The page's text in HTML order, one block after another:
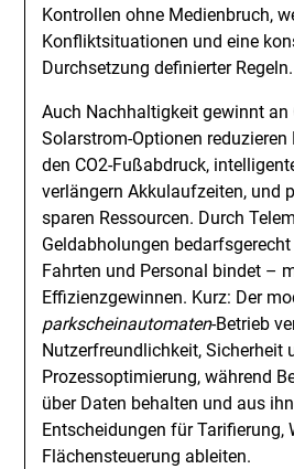
Kontrollen ohne Medienbruch,
Konfliktsituationen und eine
Durchsetzung definierter Regeln.
Auch Nachhaltigkeit gewinnt an
Solarstrom-Optionen
den CO2-Fußabdruck,
verlängern Akkulaufzeiten, und
sparen Ressourcen. Durch
Geldabholungen
Fahrten und Personal bindet –
Effizienzgewinnen. Kurz: Der
parkscheinautomaten-Betrieb
Nutzerfreundlichkeit, Sicherheit
Prozessoptimierung, während
über Daten behalten und aus
Entscheidungen für Tarifierung,
Flächensteuerung ableiten.